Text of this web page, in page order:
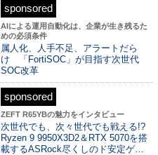
sponsored
AIによる運用自動化は、企業が生き残るた
めの必須条件
属人化、人手不足、アラートだら
け 「FortiSOC」が目指す次世代
SOC改革
sponsored
ZEFT R65YBの魅力をインタビュー
次世代でも、次々世代でも戦える!?
Ryzen 9 9950X3D2＆RTX 5070を搭
載するASRock尽くしのド安定ゲ…